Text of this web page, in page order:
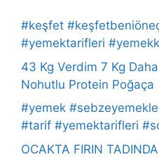
#keşfet
#yemektarifleri
43 Kg Verdim 7 Kg
Nohutlu Protein Poğaça
#yemek
#tarif #yemektarifleri
OCAKTA FIRIN